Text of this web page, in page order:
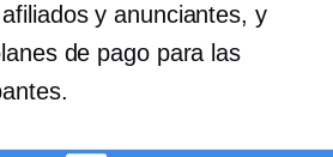
y anunciantes, y
de pago para las